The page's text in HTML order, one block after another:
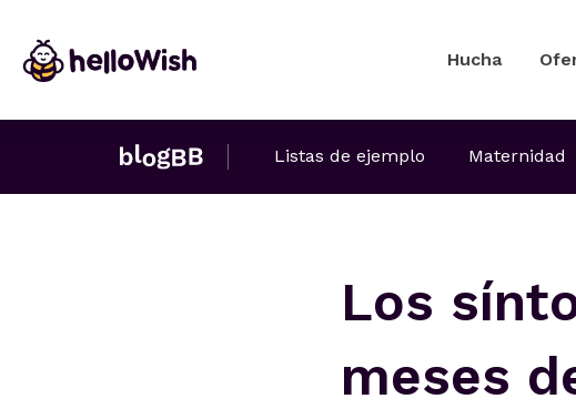
Hucha
Listas de ejemplo Maternidad
Los
meses